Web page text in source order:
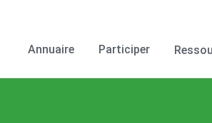
Annuaire Participer